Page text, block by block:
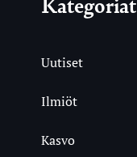
Uutiset
Ilmiöt
Kasvo